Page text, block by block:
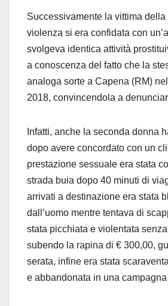
Successivamente la vittima della
violenza si era confidata con
svolgeva identica attività
a conoscenza del fatto che la
analoga sorte a Capena (RM)
2018, convincendola a
Infatti, anche la seconda donna
dopo avere concordato con un
prestazione sessuale era stata
strada buia dopo 40 minuti di
arrivati a destinazione era stata
dall’uomo mentre tentava di
stata picchiata e violentata
subendo la rapina di € 300,00,
serata, infine era stata
e abbandonata in una